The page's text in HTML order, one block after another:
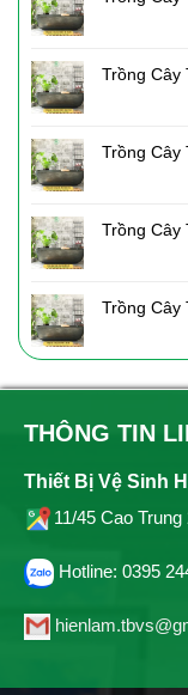
Trồng Cây
Trồng Cây
Trồng Cây
Trồng Cây
THÔNG TIN
Thiết Bị Vệ Sinh
11/45 Cao
Hotline: 0395